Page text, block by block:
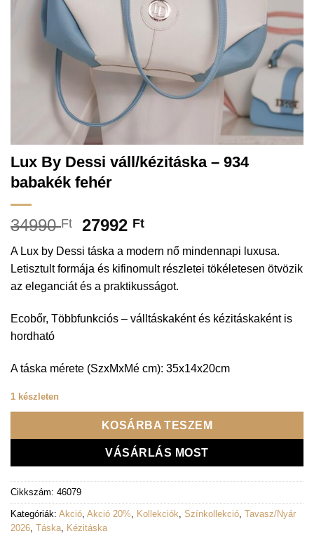
Lux By Dessi váll/kézitáska – 934
babakék fehér
34990Ft 27992 Ft
A Lux by Dessi táska a modern nő mindennapi luxusa.
Letisztult formája és kifinomult részletei tökéletesen ötvözik
az eleganciát és a praktikusságot.
Ecobőr, Többfunkciós – válltáskaként és kézitáskaként is
hordható
A táska mérete (SzxMxMé cm): 35x14x20cm
1 készleten
KOSÁRBA TESZEM
VÁSÁRLÁS MOST
Cikkszám: 46079
Kategóriák: Akció, Akció 20%, Kollekciók, Színkollekció, Tavasz/Nyár
2026, Táska, Kézitáska